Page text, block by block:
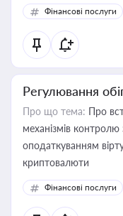
Фінансові послуги
Регулювання
Про що тема: Про
механізмів
оподаткуванням
криптовалюти
Фінансові послуги